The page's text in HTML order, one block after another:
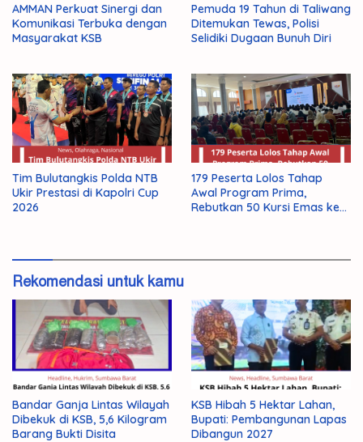
AMMAN Perkuat Sinergi dan
Komunikasi Terbuka dengan
Masyarakat KSB
Pemuda 19 Tahun di Taliwang
Ditemukan Tewas, Polisi
Selidiki Dugaan Bunuh Diri
Tim Bulutangkis Polda NTB
Ukir Prestasi di Kapolri Cup
2026
179 Peserta Lolos Tahap
Awal Program Prima,
Rebutkan 50 Kursi Emas ke
Rekomendasi untuk kamu
Bandar Ganja Lintas Wilayah
Dibekuk di KSB, 5,6 Kilogram
Barang Bukti Disita
KSB Hibah 5 Hektar Lahan,
Bupati: Pembangunan Lapas
Dibangun 2027